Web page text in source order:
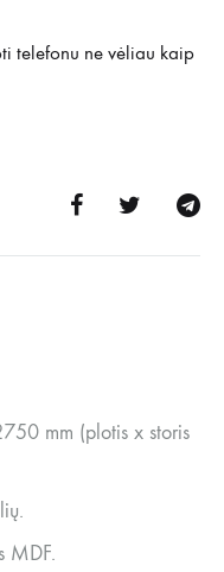
telefonu ne vėliau kaip
mm (plotis x storis
MDF.